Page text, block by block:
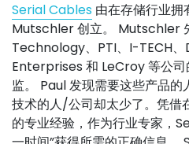
Serial Cables 由在存储行业拥
Mutschler 创立。 Mutschler
Technology、PTI、I-TECH
Enterprises 和 LeCroy 等公
监。 Paul 发现需要这些产品
技术的人/公司却太少了。凭借
的专业经验，作为行业专家，